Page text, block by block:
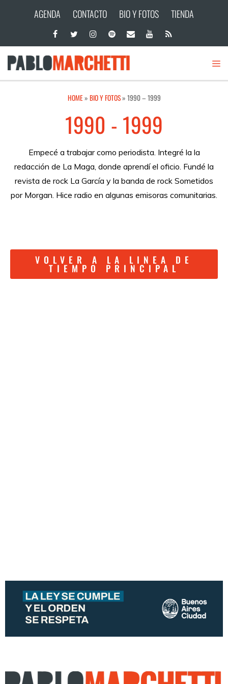
AGENDA CONTACTO BIO Y FOTOS TIENDA
HOME» BIO Y FOTOS» 1990 – 1999
1990 - 1999
Empecé a trabajar como periodista. Integré la la
redacción de La Maga, donde aprendí el oficio. Fundé la
revista de rock La García y la banda de rock Sometidos
por Morgan. Hice radio en algunas emisoras comunitarias.
VOLVER A LA LINEA DE
TIEMPO PRINCIPAL